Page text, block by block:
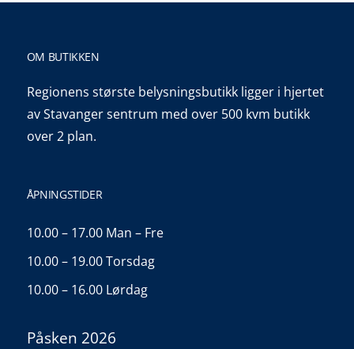
OM BUTIKKEN
Regionens største belysningsbutikk ligger i hjertet
av Stavanger sentrum med over 500 kvm butikk
over 2 plan.
ÅPNINGSTIDER
10.00 – 17.00 Man – Fre
10.00 – 19.00 Torsdag
10.00 – 16.00 Lørdag
Påsken 2026